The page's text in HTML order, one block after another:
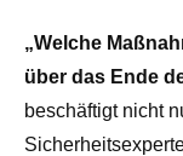
„Welche
über das Ende
beschäftigt nicht